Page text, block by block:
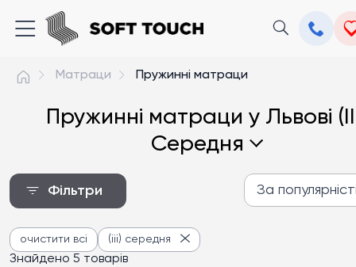
Матраци Пружинні матраци
Пружинні матраци у Львові
Середня
Фільтри За
Знайдено 5 товарів
очистити всі (iii) середня